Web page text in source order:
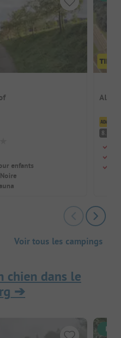
enfants
Alb-
8.2
Voir tous les campings
chien dans le
➔